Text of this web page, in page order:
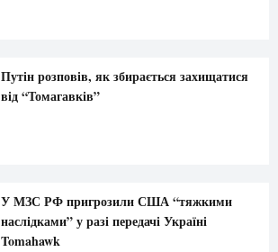
Путін розповів, як збирається захищатися
від “Томагавків”
У МЗС РФ пригрозили США “тяжкими
наслідками” у разі передачі Україні
Tomahawk